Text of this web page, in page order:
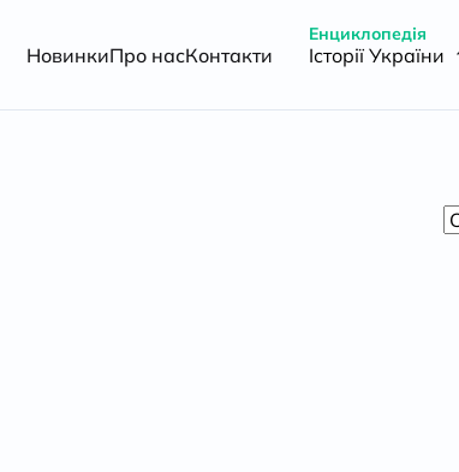
НовинкиПро насКонтакти
Енциклопедія
Історії України